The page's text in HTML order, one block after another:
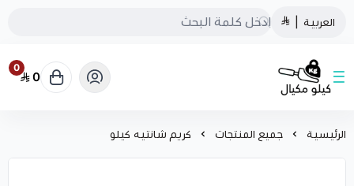
العربية
كيلو مكيال
0
0
الرئيسية جميع المنتجات كريم شانتيه كيلو